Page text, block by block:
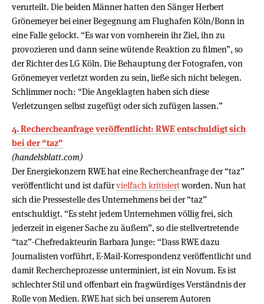
verurteilt. Die beiden Männer hatten den Sänger Herbert
Grönemeyer bei einer Begegnung am Flughafen Köln/Bonn in
eine Falle gelockt. “Es war von vornherein ihr Ziel, ihn zu
provozieren und dann seine wütende Reaktion zu filmen”, so
der Richter des LG Köln. Die Behauptung der Fotografen, von
Grönemeyer verletzt worden zu sein, ließe sich nicht belegen.
Schlimmer noch: “Die Angeklagten haben sich diese
Verletzungen selbst zugefügt oder sich zufügen lassen.”
4. Rechercheanfrage veröffentlicht: RWE entschuldigt sich
bei der “taz”
(handelsblatt.com)
Der Energiekonzern RWE hat eine Rechercheanfrage der “taz”
veröffentlicht und ist dafürvielfach kritisiertworden. Nun hat
sich die Pressestelle des Unternehmens bei der “taz”
entschuldigt. “Es steht jedem Unternehmen völlig frei, sich
jederzeit in eigener Sache zu äußern”, so die stellvertretende
“taz”-Chefredakteurin Barbara Junge: “Dass RWE dazu
Journalisten vorführt, E-Mail-Korrespondenz veröffentlicht und
damit Rechercheprozesse unterminiert, ist ein Novum. Es ist
schlechter Stil und offenbart ein fragwürdiges Verständnis der
Rolle von Medien. RWE hat sich bei unserem Autoren